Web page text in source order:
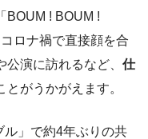
BOUM ! BOUM !
ロナ禍で直接顔を合
演に訪れるなど、 仕
とがうかがえます。
ル」で約4年ぶりの共